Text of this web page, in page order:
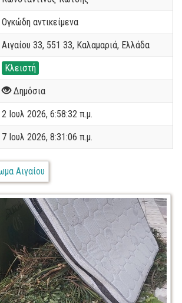
Ογκώδη αντικείμενα
Αιγαίου 33, 551 33, Καλαμαριά, Ελλάδα
Κλειστή
Δημόσια
2 Ιουλ 2026, 6:58:32 π.μ.
7 Ιουλ 2026, 8:31:06 π.μ.